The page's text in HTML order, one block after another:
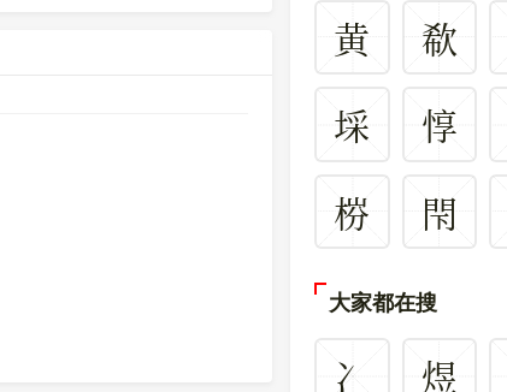
黄 欷
埰
惇
梤
閇
大家都在搜
冫 煜